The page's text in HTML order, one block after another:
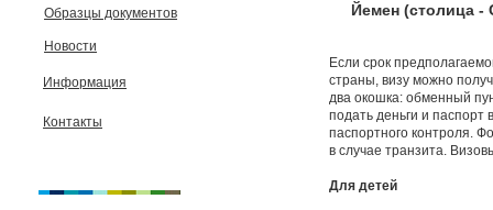
Образцы документов
Новости
Информация
Контакты
Йемен (столица -
Если срок
страны, визу можно
два окошка: обменный
подать деньги и паспорт
паспортного контроля.
в случае транзита.
Для детей